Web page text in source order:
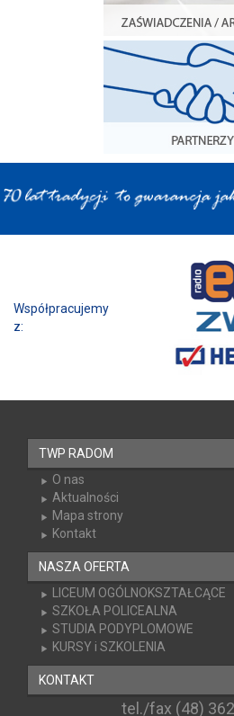
Współpracujemy z:
TWP RADOM
O nas
Aktualności
Mapa strony
Kontakt
NASZA OFERTA
LICEUM OGÓLNOKSZTAŁCĄCE
SZKOŁA POLICEALNA
STUDIA PODYPLOMOWE
KURSY i SZKOLENIA
KONTAKT
tel./fax (48)